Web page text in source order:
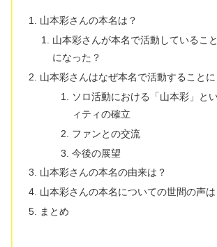
山本彩さんの本名は？
山本彩さんが本名で活動しているこ
になった？
山本彩さんはなぜ本名で活動することに
ソロ活動における「山本彩」と
ィティの確立
ファンとの交流
今後の展望
山本彩さんの本名の由来は？
山本彩さんの本名についての世間の声は
まとめ